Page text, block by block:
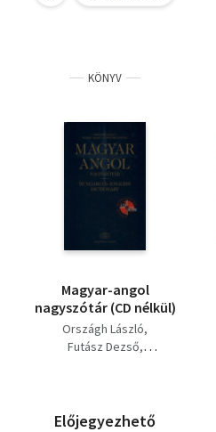
KÖNYV
Magyar-angol
nagyszótár (CD nélkül)
Országh László
Futász Dezső
Előjegyezhető